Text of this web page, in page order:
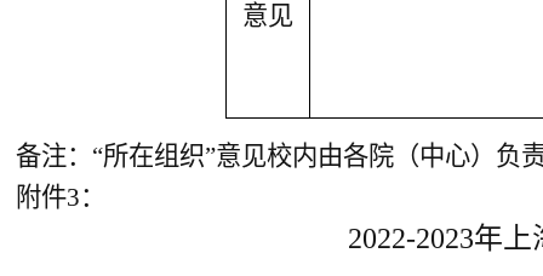
意见
备注：“所在组织”意见校内由各院（中心）负
附件3：
2022-2023年